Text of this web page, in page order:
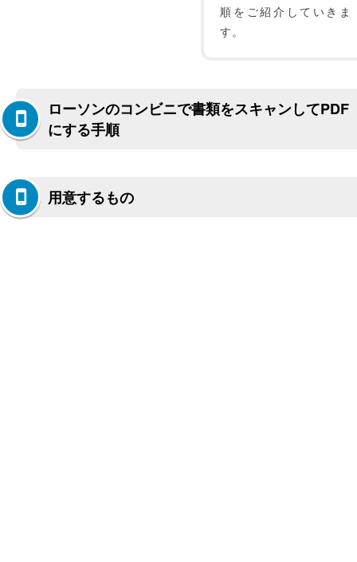
順をご紹介していきま
す。
ローソンのコンビニで書類をスキャンしてPDF
にする手順
用意するもの